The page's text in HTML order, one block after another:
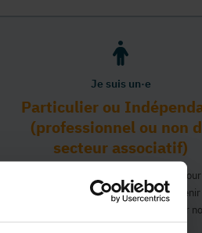
Je suis un·e
Particulier ou
(professionnel ou non
secteur associatif)
Vous travaillez ou avez un intérêt
secteur associatif et souhaitez obtenir
compte personnel pour interagir sur